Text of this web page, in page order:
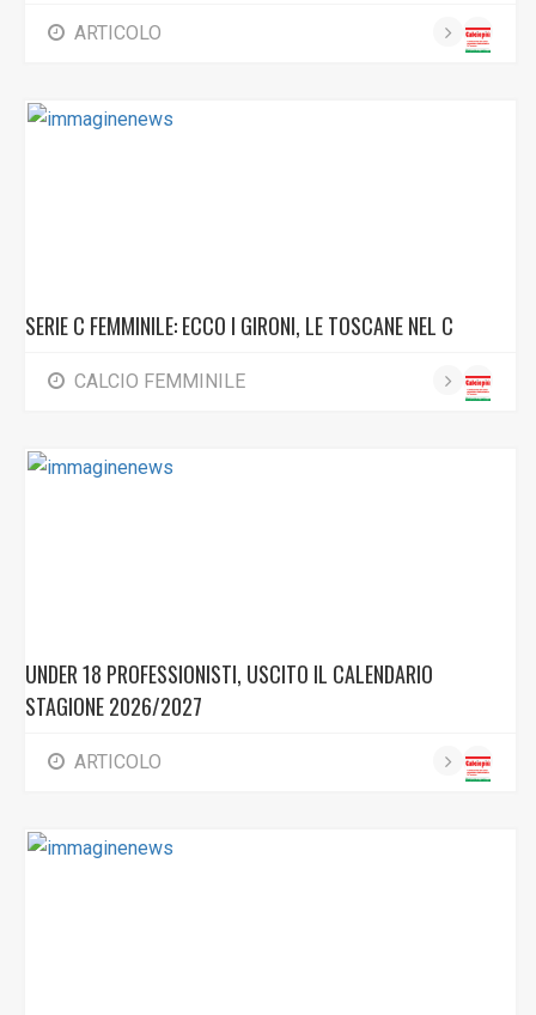
ARTICOLO
SERIE C FEMMINILE: ECCO I GIRONI, LE TOSCANE NEL C
CALCIO FEMMINILE
UNDER 18 PROFESSIONISTI, USCITO IL CALENDARIO
STAGIONE 2026/2027
ARTICOLO